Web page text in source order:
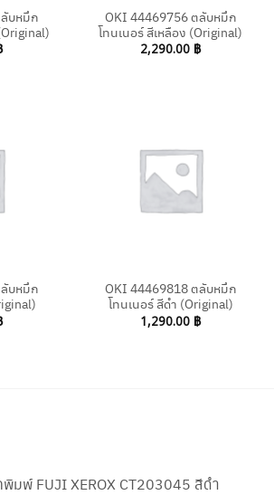
บหมึก
OKI 44469756 ตลับหมึก
โทนเนอร์ สีเหลือง (Original)
2,290.00 ฿
บหมึก
OKI 44469818 ตลับหมึก
โทนเนอร์ สีดำ (Original)
1,290.00 ฿
มพ์ FUJI XEROX CT203045 สีดำ